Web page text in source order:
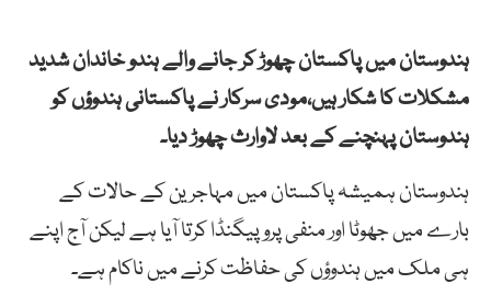
ہندوستان میں پاکستان چھوڑ کر جانے والے ہندو خاندان شدید
مشکلات کا شکار ہیں،مودی سرکار نے پاکستانی ہندوؤں کو
ہندوستان پہنچنے کے بعد لاوارث چھوڑ دیا۔
ہندوستان ہمیشہ پاکستان میں مہاجرین کے حالات کے
بارے میں جھوٹا اور منفی پروپیگنڈا کرتا آیا ہے لیکن آج اپنے
ہی ملک میں ہندوؤں کی حفاظت کرنے میں ناکام ہے۔